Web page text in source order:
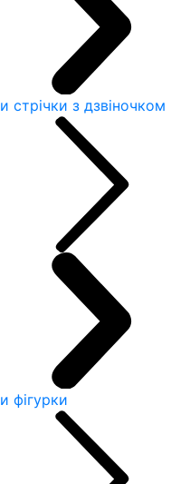
стрічки з дзвіночком
фігурки